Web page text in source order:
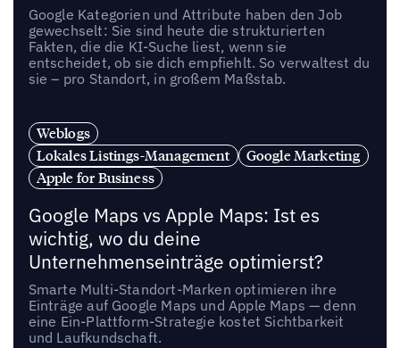
Google Kategorien und Attribute haben den Job
gewechselt: Sie sind heute die strukturierten
Fakten, die die KI-Suche liest, wenn sie
entscheidet, ob sie dich empfiehlt. So verwaltest du
sie – pro Standort, in großem Maßstab.
Weblogs
Lokales Listings-Management
Google Marketing
Apple for Business
Google Maps vs Apple Maps: Ist es
wichtig, wo du deine
Unternehmenseinträge optimierst?
Smarte Multi-Standort-Marken optimieren ihre
Einträge auf Google Maps und Apple Maps — denn
eine Ein-Plattform-Strategie kostet Sichtbarkeit
und Laufkundschaft.